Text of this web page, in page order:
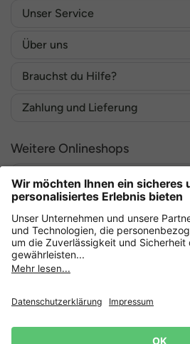
Unser Service
Über uns
Brauchst du Hilfe?
Zahlung und Lieferung
Weitere Onlineshops
Deutschland
Sicher einkaufen mit
AGB